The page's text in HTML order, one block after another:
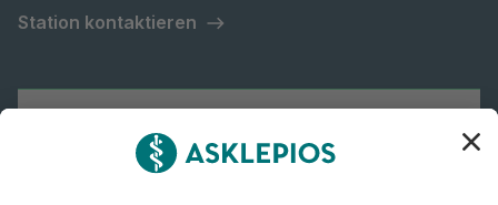
Station kontaktieren
Asklepios Gruppe